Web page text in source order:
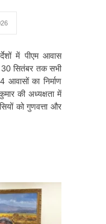
में पीएम आवास
30 सितंबर तक सभी
का निर्माण
की अध्यक्षता में
को गुणवत्ता और